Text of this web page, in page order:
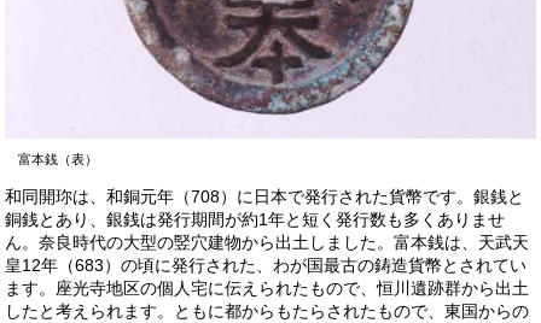
富本銭（表）
和同開珎は、和銅元年（708）に日本で発行された貨幣です。銀銭と
銅銭とあり、銀銭は発行期間が約1年と短く発行数も多くありませ
ん。奈良時代の大型の竪穴建物から出土しました。富本銭は、天武天
皇12年（683）の頃に発行された、わが国最古の鋳造貨幣とされてい
ます。座光寺地区の個人宅に伝えられたもので、恒川遺跡群から出土
したと考えられます。ともに都からもたらされたもので、東国からの